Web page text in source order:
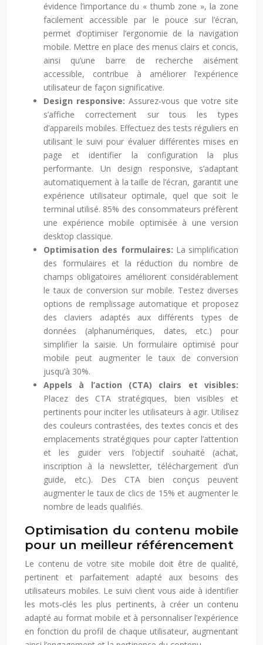
évidence l’importance du « thumb zone », la zone
facilement accessible par le pouce sur l’écran,
permet d’optimiser l’ergonomie de la navigation
mobile. Mettre en place des menus clairs et concis,
ainsi qu’une barre de recherche aisément
accessible, contribue à améliorer l’expérience
utilisateur de façon significative.
Design responsive:Assurez-vous que votre site
s’affiche correctement sur tous les types
d’appareils mobiles. Effectuez des tests réguliers en
utilisant le suivi pour évaluer différentes mises en
page et identifier la configuration la plus
performante. Un design responsive, s’adaptant
automatiquement à la taille de l’écran, garantit une
expérience utilisateur optimale, quel que soit le
terminal utilisé. 85% des consommateurs préfèrent
une expérience mobile optimisée à une version
desktop classique.
Optimisation des formulaires: La simplification
des formulaires et la réduction du nombre de
champs obligatoires améliorent considérablement
le taux de conversion sur mobile. Testez diverses
options de remplissage automatique et proposez
des claviers adaptés aux différents types de
données (alphanumériques, dates, etc.) pour
simplifier la saisie. Un formulaire optimisé pour
mobile peut augmenter le taux de conversion
jusqu’à 30%.
Appels à l’action (CTA) clairs et visibles:
Placez des CTA stratégiques, bien visibles et
pertinents pour inciter les utilisateurs à agir. Utilisez
des couleurs contrastées, des textes concis et des
emplacements stratégiques pour capter l’attention
et les guider vers l’objectif souhaité (achat,
inscription à la newsletter, téléchargement d’un
guide, etc.). Des CTA bien conçus peuvent
augmenter le taux de clics de 15% et augmenter le
nombre de leads qualifiés.
Optimisation du contenu mobile
pour un meilleur référencement
Le contenu de votre site mobile doit être de qualité,
pertinent et parfaitement adapté aux besoins des
utilisateurs mobiles. Le suivi client vous aide à identifier
les mots-clés les plus pertinents, à créer un contenu
adapté au format mobile et à personnaliser l’expérience
en fonction du profil de chaque utilisateur, augmentant